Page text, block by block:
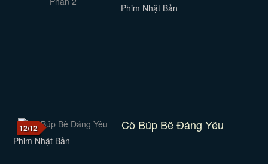
Phim Nhật Bản
12/12 Cô Búp Bê Đáng Yêu
Phim Nhật Bản